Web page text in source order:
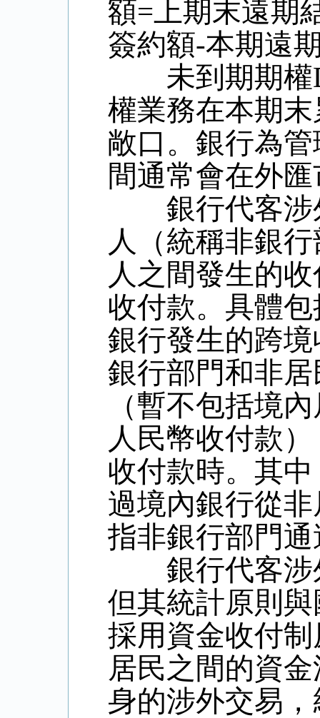
額=上期末遠期
簽約額-本期遠
未到期期權
權業務在本期
敞口。銀行為
間通常會在外
銀行代客涉
人（統稱非銀
人之間發生的
收付款。具體
銀行發生的跨
銀行部門和非
（暫不包括境
人民幣收付款
收付款時。其
過境內銀行從
指非銀行部門
銀行代客涉
但其統計原則
採用資金收付
居民之間的資
身的涉外交易